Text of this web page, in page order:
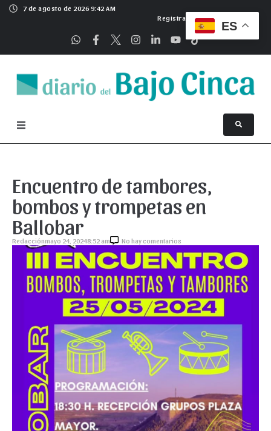
7 de agosto de 2026 9:42 AM
Registrarse
Encuentro de tambores,
bombos y trompetas en
Ballobar
Redacciónmayo 24, 20248:52 am No hay comentarios
ES